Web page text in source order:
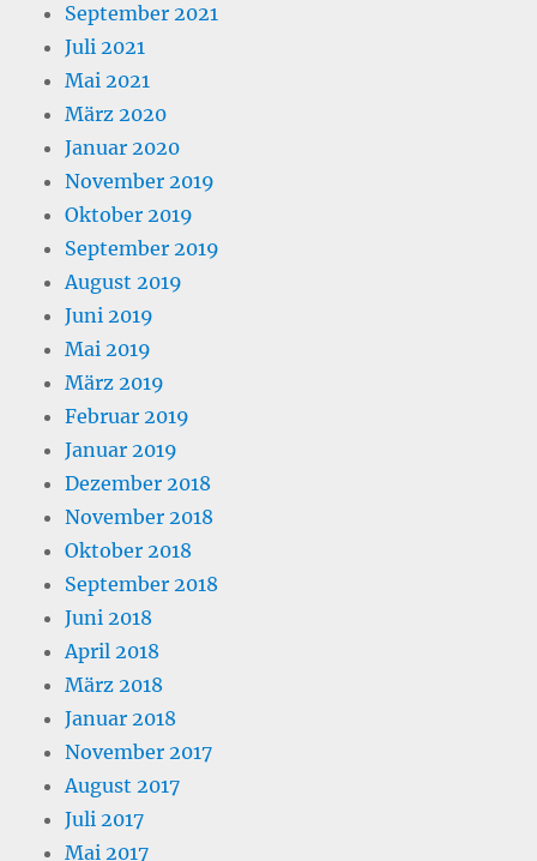
September 2021
Juli 2021
Mai 2021
März 2020
Januar 2020
November 2019
Oktober 2019
September 2019
August 2019
Juni 2019
Mai 2019
März 2019
Februar 2019
Januar 2019
Dezember 2018
November 2018
Oktober 2018
September 2018
Juni 2018
April 2018
März 2018
Januar 2018
November 2017
August 2017
Juli 2017
Mai 2017